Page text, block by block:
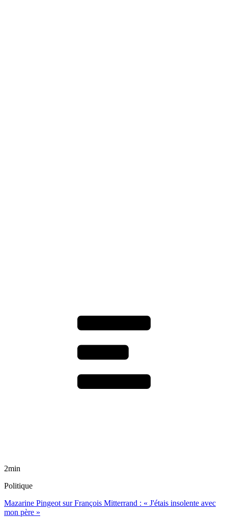
2min
Politique
Mazarine Pingeot sur François Mitterrand : « J'étais insolente avec
mon père »